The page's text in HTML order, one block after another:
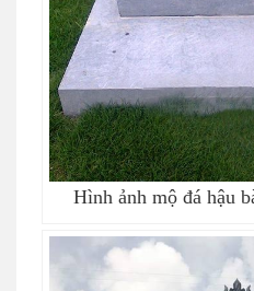
Hình ảnh mộ đá hậu